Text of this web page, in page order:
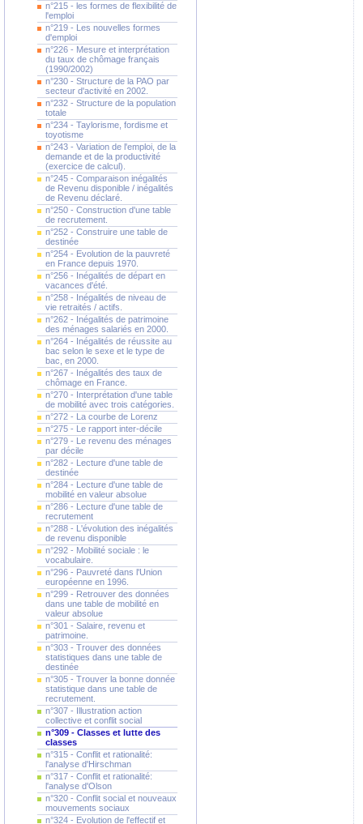
n°215 - les formes de flexibilité de
l'emploi
n°219 - Les nouvelles formes
d'emploi
n°226 - Mesure et interprétation
du taux de chômage français
(1990/2002)
n°230 - Structure de la PAO par
secteur d'activité en 2002.
n°232 - Structure de la population
totale
n°234 - Taylorisme, fordisme et
toyotisme
n°243 - Variation de l'emploi, de la
demande et de la productivité
(exercice de calcul).
n°245 - Comparaison inégalités
de Revenu disponible / inégalités
de Revenu déclaré.
n°250 - Construction d'une table
de recrutement.
n°252 - Construire une table de
destinée
n°254 - Evolution de la pauvreté
en France depuis 1970.
n°256 - Inégalités de départ en
vacances d'été.
n°258 - Inégalités de niveau de
vie retraités / actifs.
n°262 - Inégalités de patrimoine
des ménages salariés en 2000.
n°264 - Inégalités de réussite au
bac selon le sexe et le type de
bac, en 2000.
n°267 - Inégalités des taux de
chômage en France.
n°270 - Interprétation d'une table
de mobilité avec trois catégories.
n°272 - La courbe de Lorenz
n°275 - Le rapport inter-décile
n°279 - Le revenu des ménages
par décile
n°282 - Lecture d'une table de
destinée
n°284 - Lecture d'une table de
mobilité en valeur absolue
n°286 - Lecture d'une table de
recrutement
n°288 - L'évolution des inégalités
de revenu disponible
n°292 - Mobilité sociale : le
vocabulaire.
n°296 - Pauvreté dans l'Union
européenne en 1996.
n°299 - Retrouver des données
dans une table de mobilité en
valeur absolue
n°301 - Salaire, revenu et
patrimoine.
n°303 - Trouver des données
statistiques dans une table de
destinée
n°305 - Trouver la bonne donnée
statistique dans une table de
recrutement.
n°307 - Illustration action
collective et conflit social
n°309 - Classes et lutte des
classes
n°315 - Conflit et rationalité:
l'analyse d'Hirschman
n°317 - Conflit et rationalité:
l'analyse d'Olson
n°320 - Conflit social et nouveaux
mouvements sociaux
n°324 - Evolution de l'effectif et